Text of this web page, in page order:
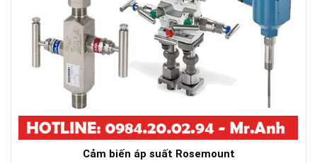
Cảm biến áp suất Rosemount